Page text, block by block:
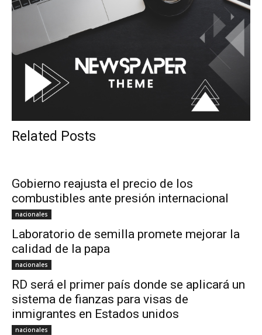
Related Posts
Gobierno reajusta el precio de los
combustibles ante presión internacional
nacionales
Laboratorio de semilla promete mejorar la
calidad de la papa
nacionales
RD será el primer país donde se aplicará un
sistema de fianzas para visas de
inmigrantes en Estados unidos
nacionales